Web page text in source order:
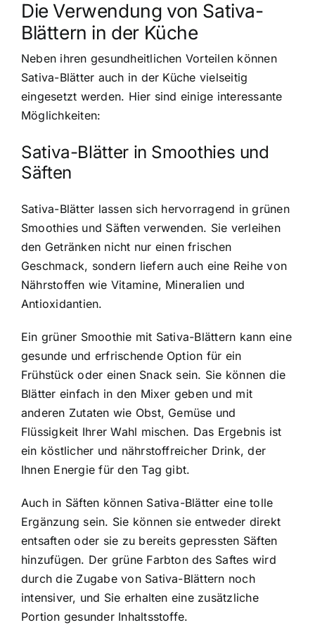
Die Verwendung von Sativa-
Blättern in der Küche
Neben ihren gesundheitlichen Vorteilen können
Sativa-Blätter auch in der Küche vielseitig
eingesetzt werden. Hier sind einige interessante
Möglichkeiten:
Sativa-Blätter in Smoothies und
Säften
Sativa-Blätter lassen sich hervorragend in grünen
Smoothies und Säften verwenden. Sie verleihen
den Getränken nicht nur einen frischen
Geschmack, sondern liefern auch eine Reihe von
Nährstoffen wie Vitamine, Mineralien und
Antioxidantien.
Ein grüner Smoothie mit Sativa-Blättern kann eine
gesunde und erfrischende Option für ein
Frühstück oder einen Snack sein. Sie können die
Blätter einfach in den Mixer geben und mit
anderen Zutaten wie Obst, Gemüse und
Flüssigkeit Ihrer Wahl mischen. Das Ergebnis ist
ein köstlicher und nährstoffreicher Drink, der
Ihnen Energie für den Tag gibt.
Auch in Säften können Sativa-Blätter eine tolle
Ergänzung sein. Sie können sie entweder direkt
entsaften oder sie zu bereits gepressten Säften
hinzufügen. Der grüne Farbton des Saftes wird
durch die Zugabe von Sativa-Blättern noch
intensiver, und Sie erhalten eine zusätzliche
Portion gesunder Inhaltsstoffe.